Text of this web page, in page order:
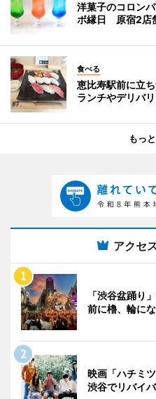
洋菓子のコロン
ボ縁日 原宿2店
食べる
恵比寿駅前に立
ランチやデリバ
もっ
アクセ
「渋谷盆踊り
前に櫓、輪に
映画「ハチミ
渋谷でリバイ